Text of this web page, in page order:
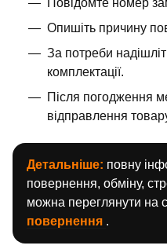
Повідомте номер
Опишіть причину
За потреби
комплектації.
Після погодження
відправлення
Детальніше: повну
повернення, обміну,
можна переглянути на
повернення .